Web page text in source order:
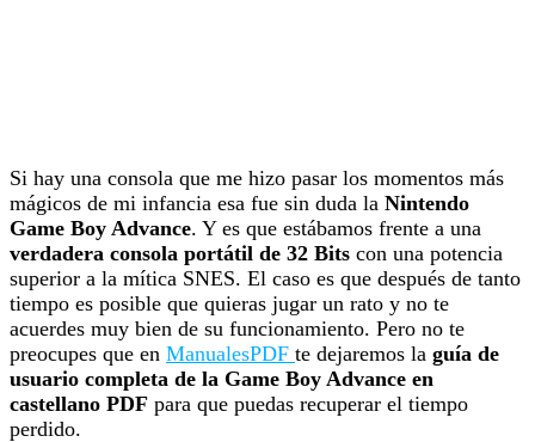
Si hay una consola que me hizo pasar los momentos más
mágicos de mi infancia esa fue sin duda la Nintendo
Game Boy Advance. Y es que estábamos frente a una
verdadera consola portátil de 32 Bits con una potencia
superior a la mítica SNES. El caso es que después de tanto
tiempo es posible que quieras jugar un rato y no te
acuerdes muy bien de su funcionamiento. Pero no te
preocupes que en ManualesPDF te dejaremos la guía de
usuario completa de la Game Boy Advance en
castellano PDF para que puedas recuperar el tiempo
perdido.